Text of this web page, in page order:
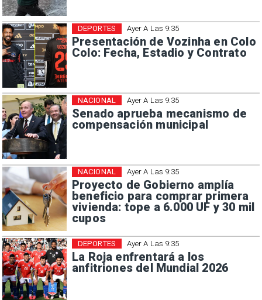
Ayer A Las 9:35
Presentación de Vozinha en Colo
Colo: Fecha, Estadio y Contrato
DEPORTES
Ayer A Las 9:35
Senado aprueba mecanismo de
compensación municipal
NACIONAL
Ayer A Las 9:35
Proyecto de Gobierno amplía
beneficio para comprar primera
vivienda: tope a 6.000 UF y 30 mil
cupos
NACIONAL
Ayer A Las 9:35
La Roja enfrentará a los
anfitriones del Mundial 2026
DEPORTES